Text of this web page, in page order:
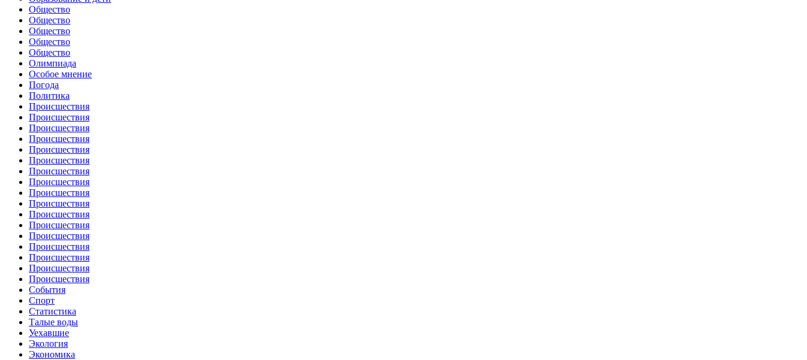
Общество
Общество
Общество
Общество
Общество
Олимпиада
Особое мнение
Погода
Политика
Происшествия
Происшествия
Происшествия
Происшествия
Происшествия
Происшествия
Происшествия
Происшествия
Происшествия
Происшествия
Происшествия
Происшествия
Происшествия
Происшествия
Происшествия
Происшествия
Происшествия
События
Спорт
Статистика
Талые воды
Уехавшие
Экология
Экономика